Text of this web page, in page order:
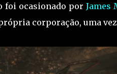
foi ocasionado por James
corporação, uma